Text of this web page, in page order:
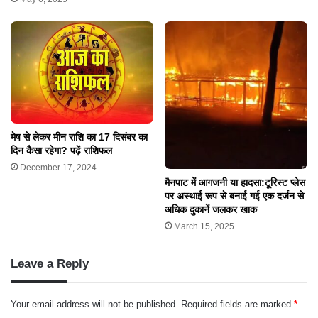
मेष से लेकर मीन राशि का 17 दिसंबर का
दिन कैसा रहेगा? पढ़ें राशिफल
December 17, 2024
मैनपाट में आगजनी या हादसा:टूरिस्ट प्लेस
पर अस्थाई रूप से बनाई गई एक दर्जन से
अधिक दुकानें जलकर खाक
March 15, 2025
Leave a Reply
Your email address will not be published. Required fields are marked *